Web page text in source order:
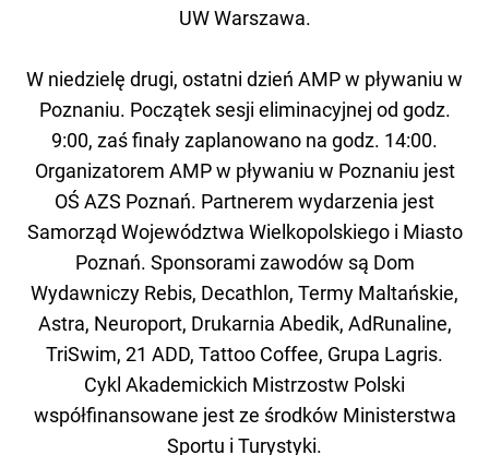
UW Warszawa.
W niedzielę drugi, ostatni dzień AMP w pływaniu w
Poznaniu. Początek sesji eliminacyjnej od godz.
9:00, zaś finały zaplanowano na godz. 14:00.
Organizatorem AMP w pływaniu w Poznaniu jest
OŚ AZS Poznań. Partnerem wydarzenia jest
Samorząd Województwa Wielkopolskiego i Miasto
Poznań. Sponsorami zawodów są Dom
Wydawniczy Rebis, Decathlon, Termy Maltańskie,
Astra, Neuroport, Drukarnia Abedik, AdRunaline,
TriSwim, 21 ADD, Tattoo Coffee, Grupa Lagris.
Cykl Akademickich Mistrzostw Polski
współfinansowane jest ze środków Ministerstwa
Sportu i Turystyki.